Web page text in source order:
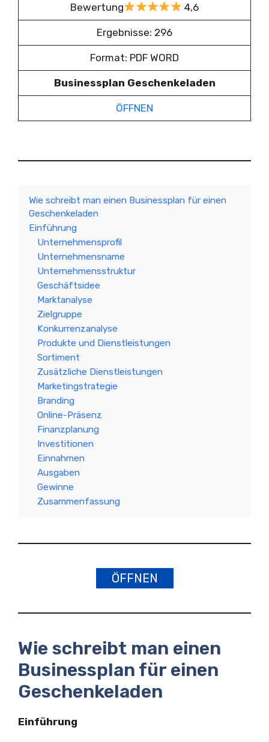
Bewertung 4,6
Ergebnisse: 296
Format: PDF WORD
Businessplan Geschenkeladen
ÖFFNEN
Wie schreibt man einen Businessplan für einen
Geschenkeladen
Einführung
Unternehmensprofil
Unternehmensname
Unternehmensstruktur
Geschäftsidee
Marktanalyse
Zielgruppe
Konkurrenzanalyse
Produkte und Dienstleistungen
Sortiment
Zusätzliche Dienstleistungen
Marketingstrategie
Branding
Online-Präsenz
Finanzplanung
Investitionen
Einnahmen
Ausgaben
Gewinne
Zusammenfassung
ÖFFNEN
Wie schreibt man einen
Businessplan für einen
Geschenkeladen
Einführung